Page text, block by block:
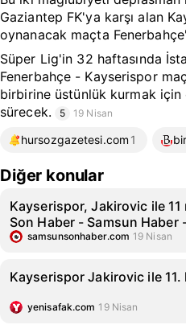
Gaziantep FK'ya karşı alan
oynanacak maçta
Süper Lig'in 32 haftasında
Fenerbahçe - Kayserispor
birbirine üstünlük kurmak için
sürecek.
5 19 Nisan
hursozgazetesi.com 1
Diğer konular
Kayserispor, Jakirovic ile 11
Son Haber - Samsun Haber
samsunsonhaber.com 19 Nisan
Kayserispor Jakirovic ile 11.
yenisafak.com 19 Nisan